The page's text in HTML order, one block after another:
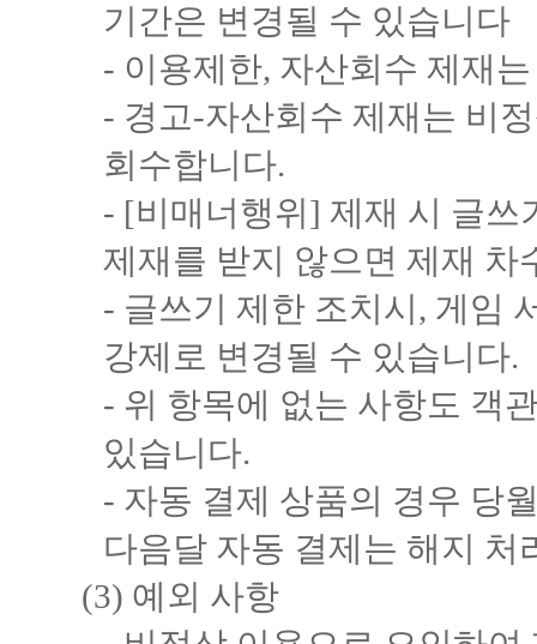
기간은 변경될 수 있습니다
- 이용제한, 자산회수 제재
- 경고-자산회수 제재는 비
회수합니다.
- [비매너행위] 제재 시 글쓰
제재를 받지 않으면 제재 차
- 글쓰기 제한 조치시, 게임
강제로 변경될 수 있습니다.
- 위 항목에 없는 사항도 객
있습니다.
- 자동 결제 상품의 경우 당
다음달 자동 결제는 해지 처
(3) 예외 사항